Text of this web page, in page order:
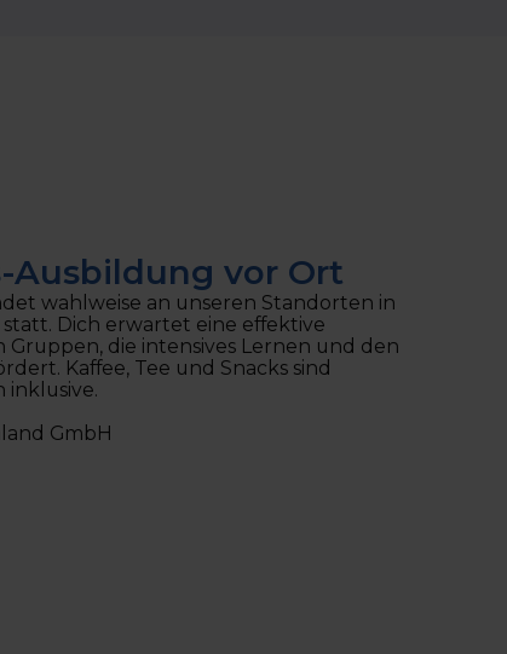
Ausbildung vor Ort
wahlweise an unseren Standorten in
Dich erwartet eine effektive
die intensives Lernen und den
Kaffee, Tee und Snacks sind
inklusive.
GmbH